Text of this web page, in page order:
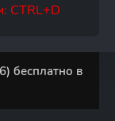
CTRL+D
бесплатно в